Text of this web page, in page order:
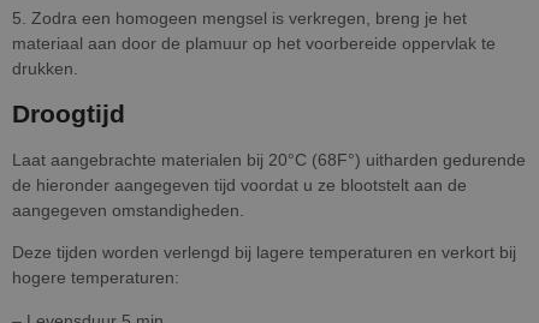
5. Zodra een homogeen mengsel is verkregen, breng je het
materiaal aan door de plamuur op het voorbereide oppervlak te
drukken.
Droogtijd
Laat aangebrachte materialen bij 20°C (68F°) uitharden gedurende
de hieronder aangegeven tijd voordat u ze blootstelt aan de
aangegeven omstandigheden.
Deze tijden worden verlengd bij lagere temperaturen en verkort bij
hogere temperaturen: